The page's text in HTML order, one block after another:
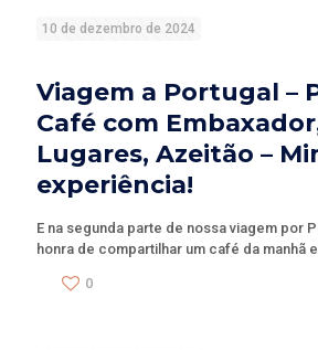
10 de dezembro de 2024
Viagem a Portugal –
Café com
Lugares, Azeitão –
experiência!
E na segunda parte de nossa viagem por
honra de compartilhar um café da manhã
0